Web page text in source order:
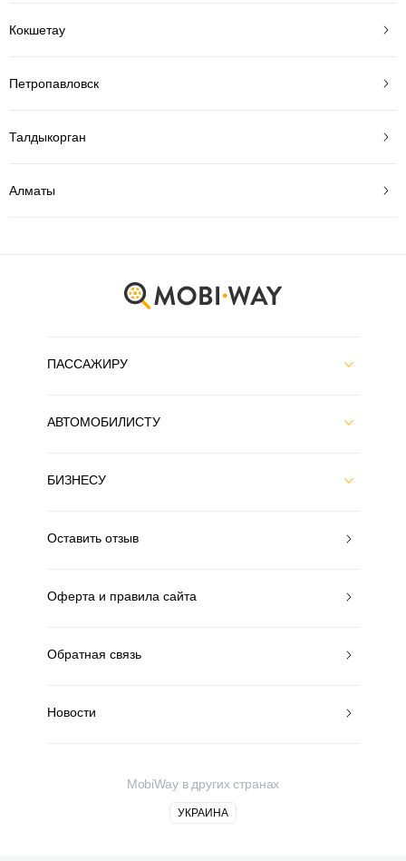
Кокшетау
Петропавловск
Талдыкорган
Алматы
ПАССАЖИРУ
АВТОМОБИЛИСТУ
БИЗНЕСУ
Оставить отзыв
Оферта и правила сайта
Обратная связь
Новости
MobiWay в других странах
УКРАИНА